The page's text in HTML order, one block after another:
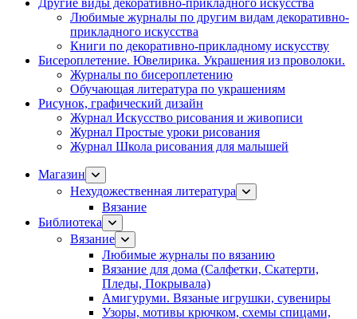
Другие виды декоративно-прикладного искусства
Любимые журналы по другим видам декоративно-
прикладного искусства
Книги по декоративно-прикладному искусству
Бисероплетение. Ювелирика. Украшения из проволоки.
Журналы по бисероплетению
Обучающая литература по украшениям
Рисунок, графический дизайн
Журнал Искусство рисования и живописи
Журнал Простые уроки рисования
Журнал Школа рисования для малышей
Магазин
Нехудожественная литература
Вязание
Библиотека
Вязание
Любимые журналы по вязанию
Вязание для дома (Салфетки, Скатерти,
Пледы, Покрывала)
Амигуруми. Вязаные игрушки, сувениры
Узоры, мотивы крючком, схемы спицами,